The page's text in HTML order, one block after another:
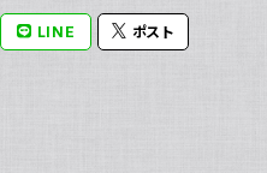
LINE ポスト